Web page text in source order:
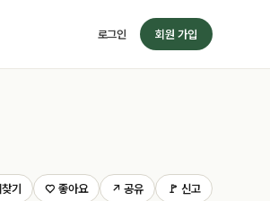
로그인 회원 가입
기 ♡ 좋아요 ↗ 공유 🚩 신고